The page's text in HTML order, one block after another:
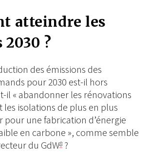
atteindre les
?
des émissions des
pour 2030 est-il hors
il « abandonner les rénovations
les isolations de plus en plus
pour une fabrication d’énergie
en carbone », comme semble
du GdW8 ?